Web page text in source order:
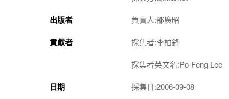
出版者 負責人:邵廣昭
貢獻者 採集者:李柏鋒
採集者英文名:Po-Feng Lee
日期 採集日:2006-09-08